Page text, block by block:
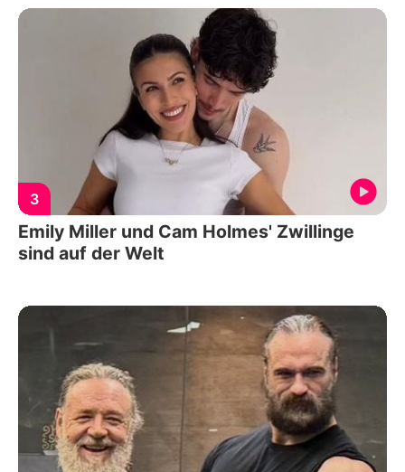
3
Emily Miller und Cam Holmes' Zwillinge
sind auf der Welt